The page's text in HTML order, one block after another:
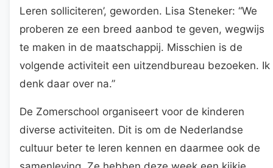
Leren solliciteren’, geworden. Lisa Steneker: “We
proberen ze een breed aanbod te geven, wegwijs
te maken in de maatschappij. Misschien is de
volgende activiteit een uitzendbureau bezoeken. Ik
denk daar over na.”
De Zomerschool organiseert voor de kinderen
diverse activiteiten. Dit is om de Nederlandse
cultuur beter te leren kennen en daarmee ook de